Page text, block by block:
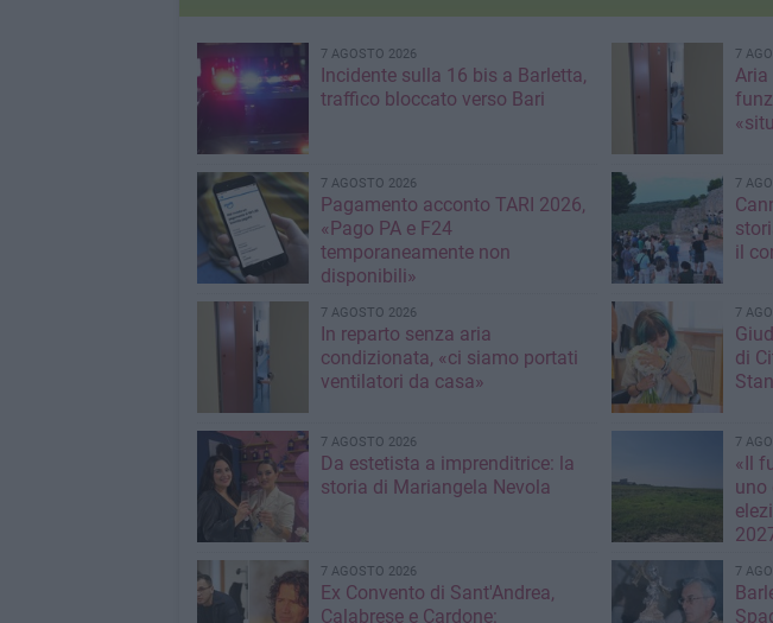
7 AGOSTO 2026
Incidente sulla 16 bis a Barletta,
traffico bloccato verso Bari
7
Aria
7 AGOSTO 2026
Pagamento acconto TARI 2026,
«Pago PA e F24
temporaneamente non
disponibili»
7
il
7 AGOSTO 2026
In reparto senza aria
condizionata, «ci siamo portati
ventilatori da casa»
7
di
7 AGOSTO 2026
Da estetista a imprenditrice: la
storia di Mariangela Nevola
7
«Il
uno
7 AGOSTO 2026
Ex Convento di Sant'Andrea,
Calabrese e Cardone:
7